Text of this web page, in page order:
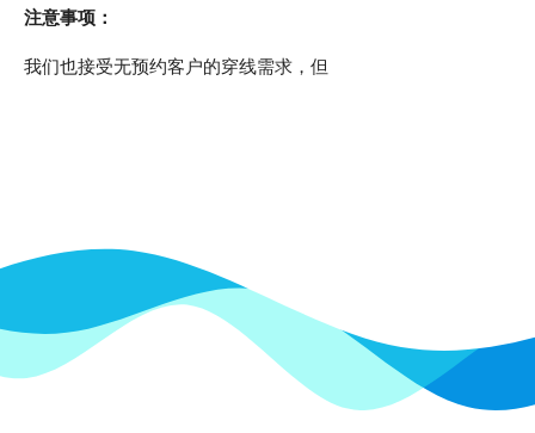
注意事项：
我们也接受无预约客户的穿线需求，但